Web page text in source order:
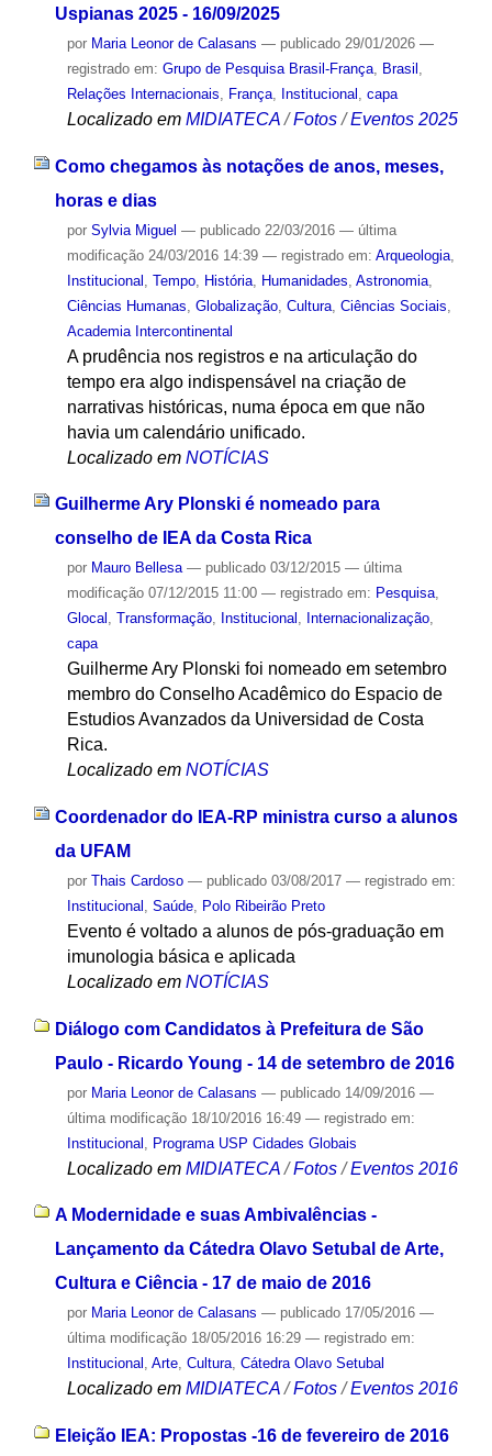
Uspianas 2025 - 16/09/2025
por Maria Leonor de Calasans — publicado29/01/2026 —
registrado em: Grupo de Pesquisa Brasil-França, Brasil
Relações Internacionais
França, Institucional capa
Localizado em MIDIATECA /Fotos /Eventos 2025
Como chegamos às notações de anos, meses,
horas e dias
por Sylvia Miguel — publicado22/03/2016 — última
modificação24/03/2016 14:39 — registrado em: Arqueologia,
Institucional Tempo, História, Humanidades Astronomia,
Ciências Humanas Globalização, Cultura, Ciências Sociais
Academia Intercontinental
A prudência nos registros e na articulação do
tempo era algo indispensável na criação de
narrativas históricas, numa época em que não
havia um calendário unificado.
Localizado em NOTÍCIAS
Guilherme Ary Plonski é nomeado para
conselho de IEA da Costa Rica
por Mauro Bellesa — publicado03/12/2015 — última
modificação07/12/2015 11:00 — registrado em: Pesquisa,
Glocal , Transformação, Institucional , Internacionalização,
capa
Guilherme Ary Plonski foi nomeado em setembro
membro do Conselho Acadêmico do Espacio de
Estudios Avanzados da Universidad de Costa
Rica.
Localizado em NOTÍCIAS
Coordenador do IEA-RP ministra curso a alunos
da UFAM
por Thais Cardoso — publicado03/08/2017 — registrado em:
Institucional , Saúde, Polo Ribeirão Preto
Evento é voltado a alunos de pós-graduação em
imunologia básica e aplicada
Localizado em NOTÍCIAS
Diálogo com Candidatos à Prefeitura de São
Paulo - Ricardo Young - 14 de setembro de 2016
por Maria Leonor de Calasans — publicado14/09/2016 —
última modificação18/10/2016 16:49 — registrado em:
Institucional
Programa USP Cidades Globais
Localizado em MIDIATECA /Fotos /Eventos 2016
A Modernidade e suas Ambivalências -
Lançamento da Cátedra Olavo Setubal de Arte,
Cultura e Ciência - 17 de maio de 2016
por Maria Leonor de Calasans — publicado17/05/2016 —
última modificação18/05/2016 16:29 — registrado em:
Institucional , Arte, Cultura, Cátedra Olavo Setubal
Localizado em MIDIATECA /Fotos /Eventos 2016
Eleição IEA: Propostas -16 de fevereiro de 2016